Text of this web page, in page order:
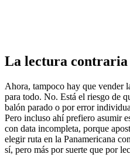
La lectura contraria
Ahora, tampoco hay que vender
para todo. No. Está el riesgo de
balón parado o por error
Pero incluso ahí prefiero asumir
con data incompleta, porque
elegir ruta en la Panamericana
sí, pero más por suerte que por